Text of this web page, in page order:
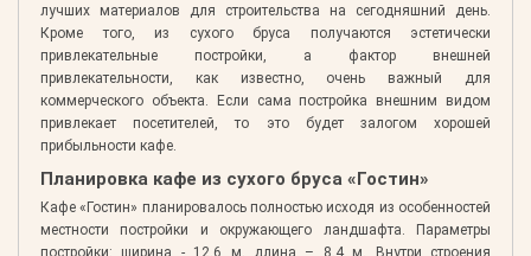
лучших материалов для строительства на сегодняшний день.
Кроме того, из сухого бруса получаются эстетически
привлекательные постройки, а фактор внешней
привлекательности, как известно, очень важный для
коммерческого объекта. Если сама постройка внешним видом
привлекает посетителей, то это будет залогом хорошей
прибыльности кафе.
Планировка кафе из сухого бруса «Гостин»
Кафе «Гостин» планировалось полностью исходя из особенностей
местности постройки и окружающего ландшафта. Параметры